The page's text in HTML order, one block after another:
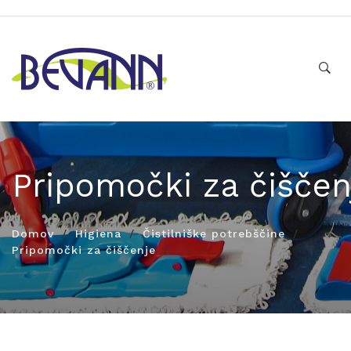
Pripomočki za
Domov Higiena
Čistilniške potrebščine
Pripomočki za čiščenje